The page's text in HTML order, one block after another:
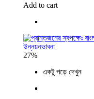
Add to cart
27%
একটু পড়ে দেখুন